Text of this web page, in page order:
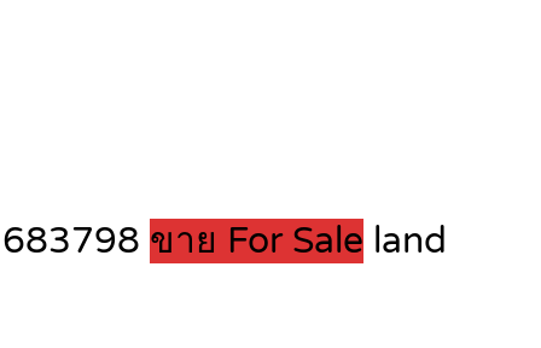
ขาย For Sale land